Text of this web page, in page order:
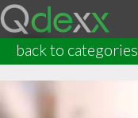
back to categories